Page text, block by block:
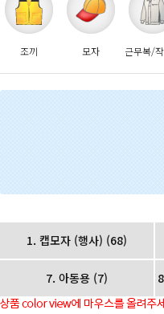
조끼 모자 근무복/
1. 캡모자 (행사) (68)
7. 아동용 (7)